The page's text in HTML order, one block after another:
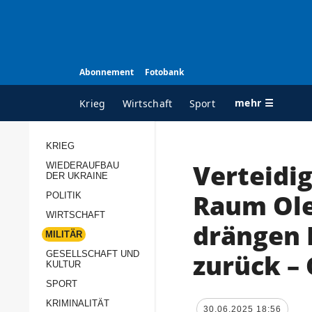
Abonnement Fotobank
Krieg Wirtschaft Sport mehr ☰
ALLE RUBRIKEN
Wiederaufbau der
Politik
Militär
KRIEG
WIEDERAUFBAU
DER UKRAINE
POLITIK
WIRTSCHAFT
MILITÄR
GESELLSCHAFT UND
KULTUR
SPORT
KRIMINALITÄT
Raum
drängen
zurück –
30.06.2025 18:56